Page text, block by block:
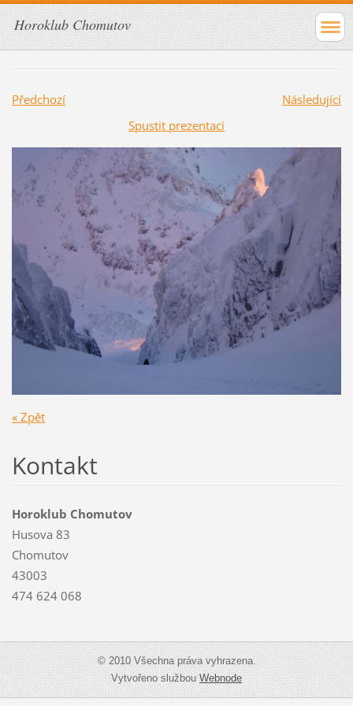
Horoklub Chomutov
Předchozí
Následující
Spustit prezentaci
« Zpět
Kontakt
Horoklub Chomutov
Husova 83
Chomutov
43003
474 624 068
© 2010 Všechna práva vyhrazena.
Vytvořeno službouWebnode